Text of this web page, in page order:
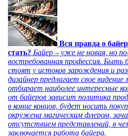
Вся правда о
стать? Байер – уже не новая, но
востребованная профессия. Быть
стоят у истоков зарождения и
дизайнер предлагает свое
отбирает наиболее интересные
от байеров зависит политика
в конце концов, будет носить
окружена магическим флером,
отсутствием представлений, в
заключается работа байера.